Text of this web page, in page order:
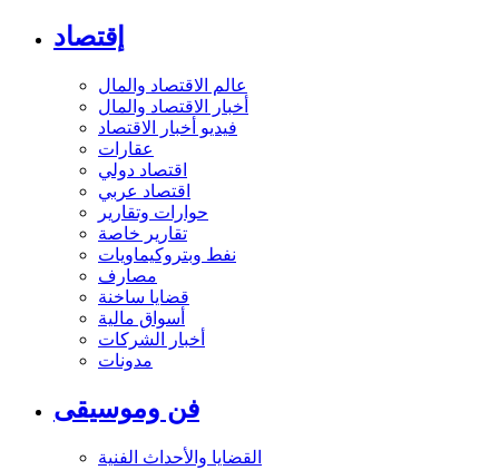
إقتصاد
عالم الاقتصاد والمال
أخبار الاقتصاد والمال
فيديو أخبار الاقتصاد
عقارات
اقتصاد دولي
اقتصاد عربي
حوارات وتقارير
تقارير خاصة
نفط وبتروكيماويات
مصارف
قضايا ساخنة
أسواق مالية
أخبار الشركات
مدونات
فن وموسيقى
القضايا والأحداث الفنية